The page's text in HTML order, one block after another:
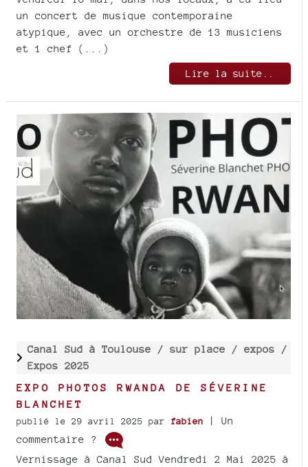
un concert de musique contemporaine
atypique, avec un orchestre de 13 musiciens
et 1 chef (...)
Lire la suite..
Canal Sud à Toulouse / sur place / expos /
Expos 2025
EXPO PHOTOS RWANDA DE SÉVERINE
BLANCHET
publié le 29 avril 2025 par fabien
| Un
commentaire ?
Vernissage à Canal Sud Vendredi 2 Mai 2025 à